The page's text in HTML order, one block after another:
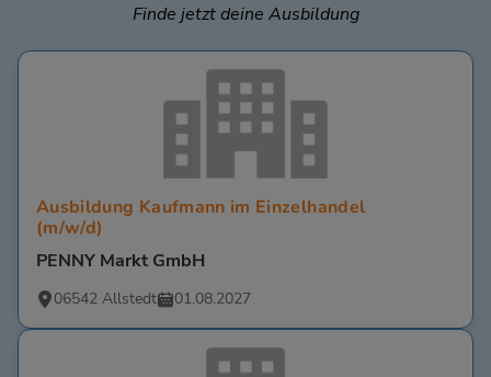
Finde jetzt deine Ausbildung
Ausbildung Kaufmann im Einzelhandel
(m/w/d)
PENNY Markt GmbH
06542 Allstedt 01.08.2027